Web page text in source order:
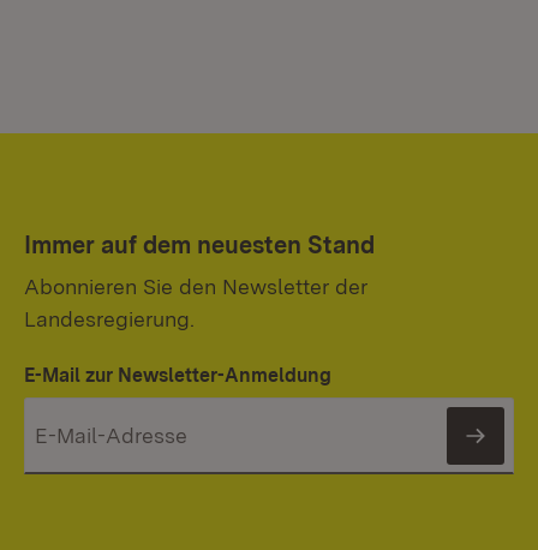
Immer auf dem neuesten Stand
Abonnieren Sie den Newsletter der
Landesregierung.
E-Mail zur Newsletter-Anmeldung